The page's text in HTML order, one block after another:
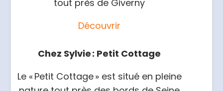
tout près de Giverny
Découvrir
Chez Sylvie : Petit Cottage
Le « Petit Cottage » est situé en pleine